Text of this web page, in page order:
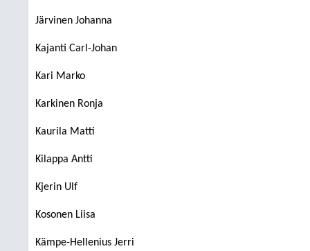
Järvinen Johanna
Kajanti Carl-Johan
Kari Marko
Karkinen Ronja
Kaurila Matti
Kilappa Antti
Kjerin Ulf
Kosonen Liisa
Kämpe-Hellenius Jerri